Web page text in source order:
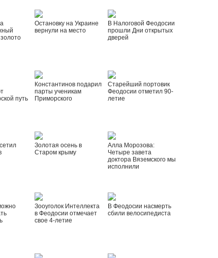
Остановку на Украине
вернули на место
В Налоговой Феодосии
прошли Дни открытых
дверей
путь
Константинов подарил
парты ученикам
Приморского
Старейший портовик
Феодосии отметил 90-
летие
Золотая осень в
Старом крыму
Алла Морозова:
Четыре завета
доктора Вяземского мы
исполнили
Зооуголок Интеллекта
в Феодосии отмечает
свое 4-летие
В Феодосии насмерть
сбили велосипедиста